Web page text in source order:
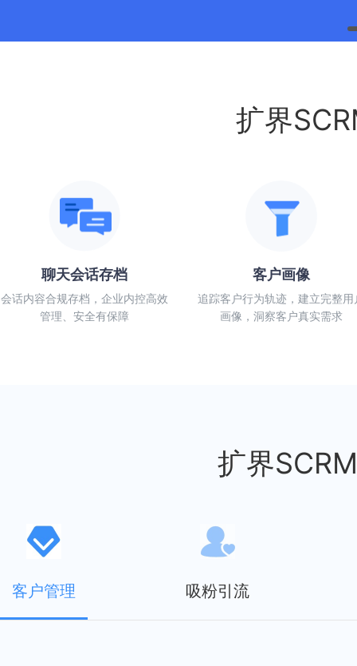
扩界
聊天会话存档
会话内容合规存档，企业内控高效
管理、安全有保障
客户画像
追踪客户行为轨迹，建立完整用
画像，洞察客户真实需求
扩界
客户管理 吸粉引流